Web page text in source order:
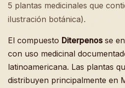
5 plantas medicinales que
ilustración botánica).
El compuesto Diterpenosse
con uso medicinal
latinoamericana. Las plantas
distribuyen principalmente en